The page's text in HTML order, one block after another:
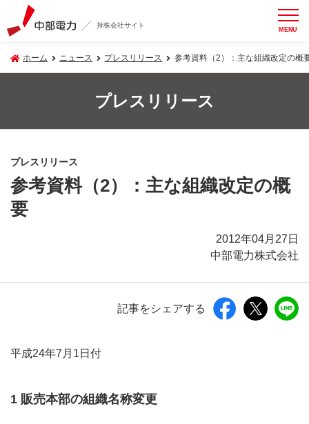
持株会社サイト MENU
ホーム ニュース プレスリリース 参考資料（2）：主な組織改定の概
プレスリリース
プレスリリース
参考資料（2）：主な組織改定の概
要
2012年04月27日
中部電力株式会社
記事をシェアする
平成24年7月1日付
1 販売本部の組織名称変更